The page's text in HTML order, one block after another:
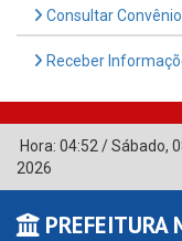
Consultar
Receber
Hora: 04:52 /Sábado,
2026
PREFEITURA